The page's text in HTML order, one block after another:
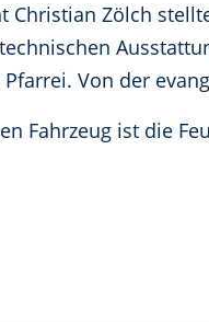
Christian Zölch
Von der
Fahrzeug ist die